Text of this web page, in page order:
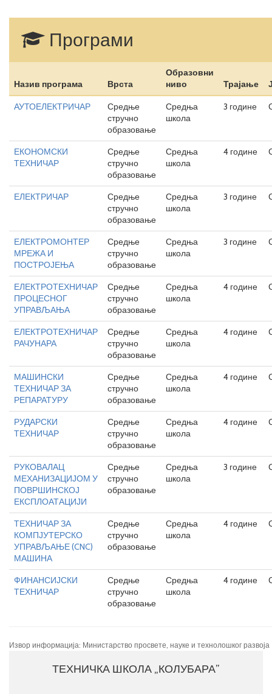
Програми
Назив програма Врста
Образовни
ниво
Трајање
АУТОЕЛЕКТРИЧАР
Средње
стручно
образовање
Средња
школа
3 године
ЕКОНОМСКИ
ТЕХНИЧАР
Средње
стручно
образовање
Средња
школа
4 године
ЕЛЕКТРИЧАР
Средње
стручно
образовање
Средња
школа
3 године
ЕЛЕКТРОМОНТЕР
МРЕЖА И
ПОСТРОЈЕЊА
Средње
стручно
образовање
Средња
школа
3 године
ЕЛЕКТРОТЕХНИЧАР
ПРОЦЕСНОГ
УПРАВЉАЊА
Средње
стручно
образовање
Средња
школа
4 године
ЕЛЕКТРОТЕХНИЧАР
РАЧУНАРА
Средње
стручно
образовање
Средња
школа
4 године
МАШИНСКИ
ТЕХНИЧАР ЗА
РЕПАРАТУРУ
Средње
стручно
образовање
Средња
школа
4 године
РУДАРСКИ
ТЕХНИЧАР
Средње
стручно
образовање
Средња
школа
4 године
РУКОВАЛАЦ
МЕХАНИЗАЦИЈОМ У
ПОВРШИНСКОЈ
ЕКСПЛОАТАЦИЈИ
Средње
стручно
образовање
Средња
школа
3 године
ТЕХНИЧАР ЗА
КОМПЈУТЕРСКО
УПРАВЉАЊЕ (CNC)
МАШИНА
Средње
стручно
образовање
Средња
школа
4 године
ФИНАНСИЈСКИ
ТЕХНИЧАР
Средње
стручно
образовање
Средња
школа
4 године
Извор информација: Министарство просвете, науке и технолошког развоја
ТЕХНИЧКА ШКОЛА „КОЛУБАРА”